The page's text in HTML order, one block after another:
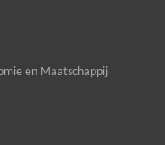
en Maatschappij